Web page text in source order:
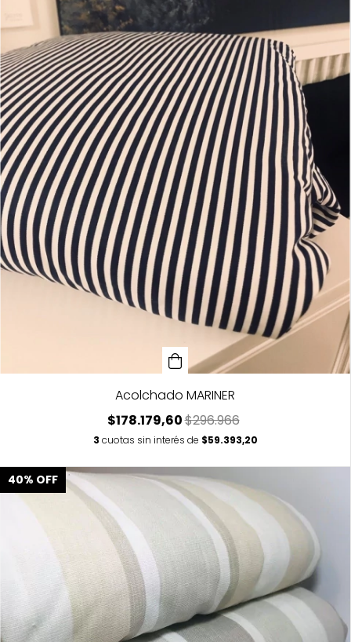
Acolchado MARINER
$178.179,60$296.966
3 cuotas sin interés de $59.393,20
40% OFF